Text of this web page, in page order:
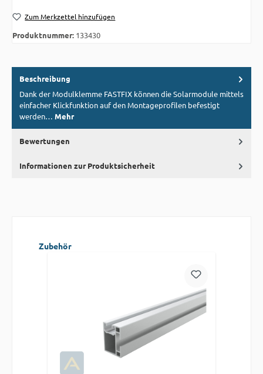
Zum Merkzettel hinzufügen
Produktnummer: 133430
Beschreibung
Dank der Modulklemme FASTFIX können die Solarmodule mittels
einfacher Klickfunktion auf den Montageprofilen befestigt
werden… Mehr
Bewertungen
Informationen zur Produktsicherheit
Produktgalerie überspringen
Zubehör